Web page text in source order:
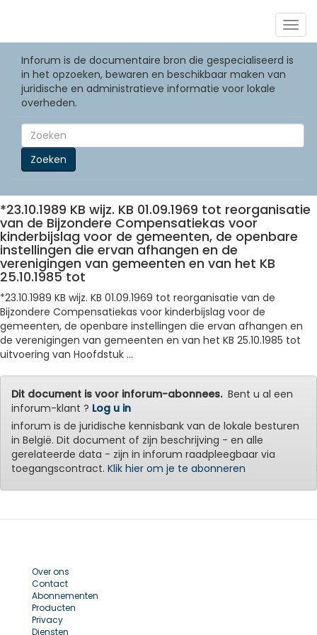
Inforum is de documentaire bron die gespecialiseerd is
in het opzoeken, bewaren en beschikbaar maken van
juridische en administratieve informatie voor lokale
overheden.
Zoeken
*23.10.1989 KB wijz. KB 01.09.1969 tot reorganisatie
van de Bijzondere Compensatiekas voor
kinderbijslag voor de gemeenten, de openbare
instellingen die ervan afhangen en de
verenigingen van gemeenten en van het KB
25.10.1985 tot
*23.10.1989 KB wijz. KB 01.09.1969 tot reorganisatie van de
Bijzondere Compensatiekas voor kinderbijslag voor de
gemeenten, de openbare instellingen die ervan afhangen en
de verenigingen van gemeenten en van het KB 25.10.1985 tot
uitvoering van Hoofdstuk ...
Dit document is voor inforum-abonnees.Bent u al een
inforum-klant ? Log u in
inforum is de juridische kennisbank van de lokale besturen
in België. Dit document of zijn beschrijving - en alle
gerelateerde data - zijn in inforum raadpleegbaar via
toegangscontract. Klik hier om je te abonneren
Over ons
Contact
Abonnementen
Producten
Privacy
Diensten